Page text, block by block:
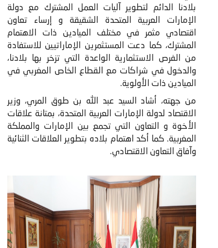
بلادنا الدائم لتطوير آليات العمل المشترك مع دولة
الإمارات العربية المتحدة الشقيقة و إرساء تعاون
اقتصادي مثمر في مختلف الميادين ذات الاهتمام
المشترك، كما دعت المستثمرين الإماراتيين للاستفادة
من الفرص الاستثمارية الواعدة التي تزخر بها بلادنا،
والدخول في شراكات مع القطاع الخاص المغربي في
الميادين ذات الأولوية.
من جهته، أشاد السيد عبد الله بن طوق المري، وزير
الاقتصاد لدولة الإمارات العربية المتحدة، بمتانة علاقات
الأخوة و التعاون التي تجمع بين الإمارات والمملكة
المغربية. كما أكد اهتمام بلاده بتطوير العلاقات الثنائية
وآفاق التعاون الاقتصادي.